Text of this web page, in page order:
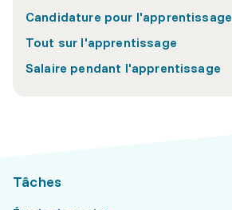
Candidature pour l'apprentissage
Tout sur l'apprentissage
Salaire pendant l'apprentissage
Tâches